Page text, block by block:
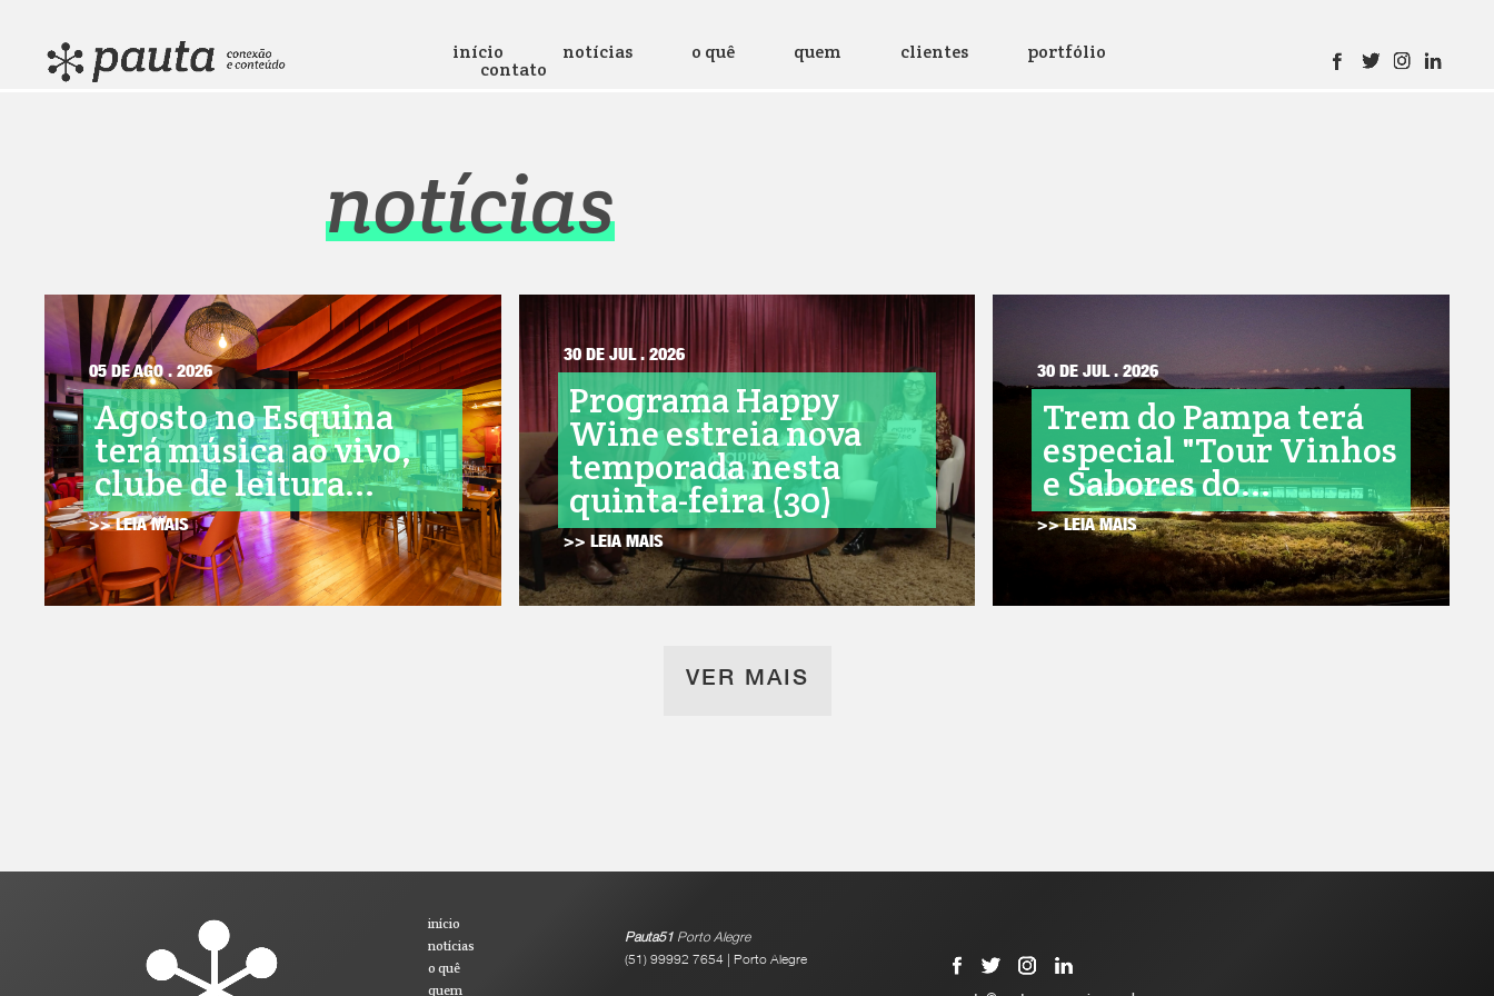
início notícias o quê quem clientes portfólio
contato
notícias
05 DE AGO . 2026
Agosto no Esquina
terá música ao vivo,
clube de leitura...
>> LEIA MAIS
30 DE JUL . 2026
Programa Happy
Wine estreia nova
temporada nesta
quinta-feira (30)
>> LEIA MAIS
30 DE JUL . 2026
Trem do Pampa terá
especial "Tour Vinhos
e Sabores do...
>> LEIA MAIS
VER MAIS
início
notícias
o quê
quem
Pauta51Porto Alegre
(51) 99992 7654 | Porto Alegre